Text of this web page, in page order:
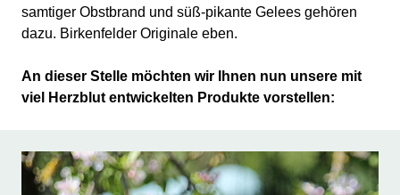
samtiger Obstbrand und süß-pikante Gelees gehören
dazu. Birkenfelder Originale eben.
An dieser Stelle möchten wir Ihnen nun unsere mit
viel Herzblut entwickelten Produkte vorstellen: